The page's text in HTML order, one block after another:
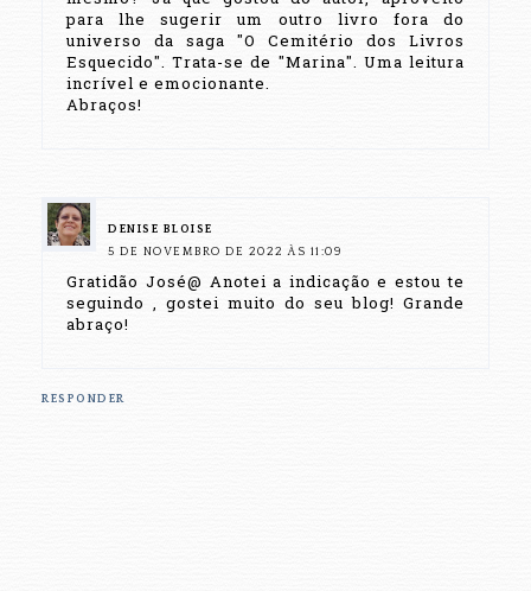
para lhe sugerir um outro livro fora do
universo da saga "O Cemitério dos Livros
Esquecido". Trata-se de "Marina". Uma leitura
incrível e emocionante.
Abraços!
DENISE BLOISE
5 DE NOVEMBRO DE 2022 ÀS 11:09
Gratidão José@ Anotei a indicação e estou te
seguindo , gostei muito do seu blog! Grande
abraço!
RESPONDER